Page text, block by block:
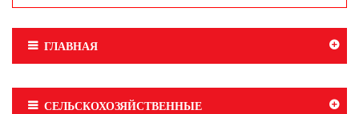
ГЛАВНАЯ
СЕЛЬСКОХОЗЯЙСТВЕННЫЕ